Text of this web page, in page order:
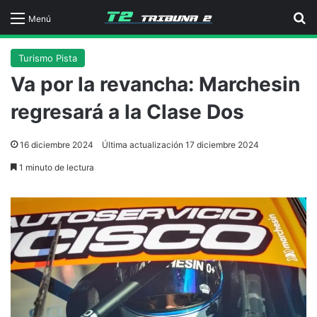
Menú
Turismo Pista
Va por la revancha: Marchesin
regresará a la Clase Dos
16 diciembre 2024 Última actualización 17 diciembre 2024
1 minuto de lectura